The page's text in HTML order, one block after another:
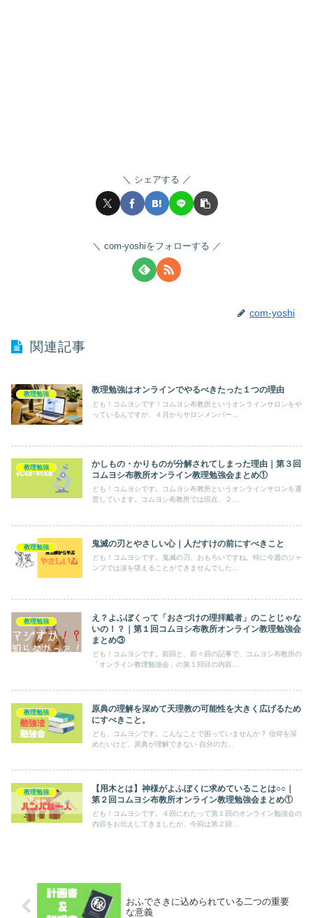
シェアする
com-yoshiをフォローする
com-yoshi
関連記事
教理勉強 教理勉強はオンラインでやるべきたった１つの理由
ども！コムヨシです！コムヨシ布教所というオンラインサロンをや
っているんですが、４月からサロンメンバー...
教理勉強
かしもの・かりものが分解されてしまった理由｜第３回
コムヨシ布教所オンライン教理勉強会まとめ①
ども！コムヨシです。コムヨシ布教所というオンラインサロンを運
営しています。コムヨシ布教所では現在、２...
教理勉強 鬼滅の刃とやさしい心｜人だすけの前にすべきこと
ども！コムヨシです。鬼滅の刃、おもろいですね。特に今週のジャ
ンプでは涙を堪えることができませんでした...
教理勉強
え？よふぼくって「おさづけの理拝戴者」のことじゃな
いの！？｜第１回コムヨシ布教所オンライン教理勉強会
まとめ③
ども！コムヨシです。前回と、前々回の記事で、コムヨシ布教所の
「オンライン教理勉強会」の第１回目の内容...
教理勉強
原典の理解を深めて天理教の可能性を大きく広げるため
にすべきこと。
ども、コムヨシです。こんなことで困っていませんか？ 信仰を深
めたいけど、原典が理解できない 自分の力...
教理勉強
【用木とは】神様がよふぼくに求めていることは○○｜
第２回コムヨシ布教所オンライン教理勉強会まとめ①
ども！コムヨシです。４回にわたって第１回のオンライン勉強会の
内容をお伝えしてきましたが、今回は第２回...
おふでさきに込められている二つの重要
な意義